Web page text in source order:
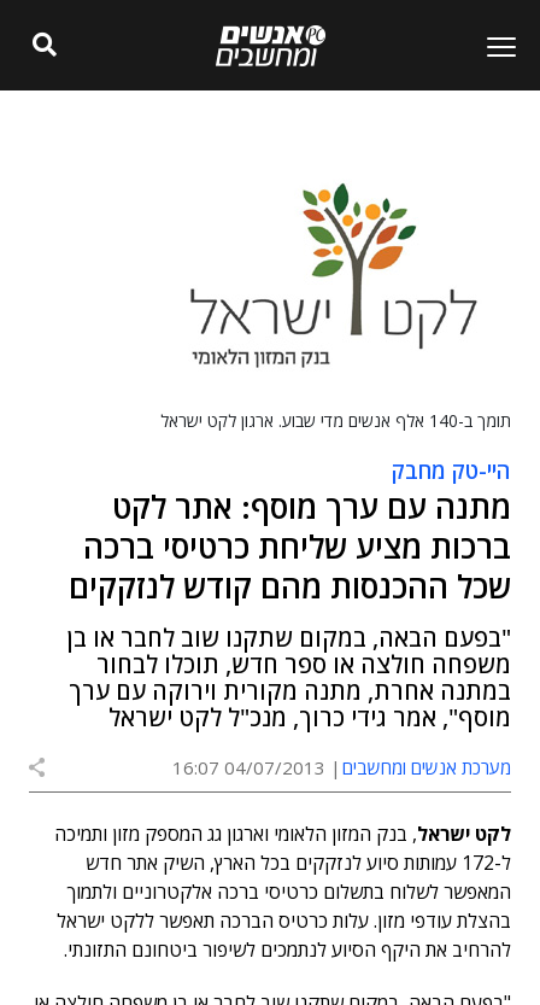
תומך ב-140 אלף אנשים מדי שבוע. ארגון לקט ישראל
היי-טק מחבק
מתנה עם ערך מוסף: אתר לקט
ברכות מציע שליחת כרטיסי ברכה
שכל ההכנסות מהם קודש לנזקקים
"בפעם הבאה, במקום שתקנו שוב לחבר או בן
משפחה חולצה או ספר חדש, תוכלו לבחור
במתנה אחרת, מתנה מקורית וירוקה עם ערך
מוסף", אמר גידי כרוך, מנכ"ל לקט ישראל
מערכת אנשים ומחשבים 04/07/2013 16:07
לקט ישראל, בנק המזון הלאומי וארגון גג המספק מזון ותמיכה
ל-172 עמותות סיוע לנזקקים בכל הארץ, השיק אתר חדש
המאפשר לשלוח בתשלום כרטיסי ברכה אלקטרוניים ולתמוך
בהצלת עודפי מזון. עלות כרטיס הברכה תאפשר ללקט ישראל
להרחיב את היקף הסיוע לנתמכים לשיפור ביטחונם התזונתי.